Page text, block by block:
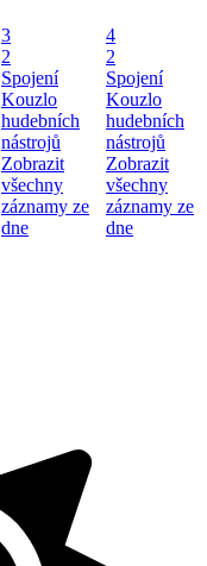
3
2
Spojení
Kouzlo
hudebních
nástrojů
Zobrazit
všechny
záznamy ze
dne
4
2
Spojení
Kouzlo
hudebních
nástrojů
Zobrazit
všechny
záznamy ze
dne